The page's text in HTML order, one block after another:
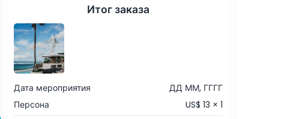
Итог заказа
Дата мероприятия
ДД ММ, ГГГГ
Персона
US$ 13 × 1